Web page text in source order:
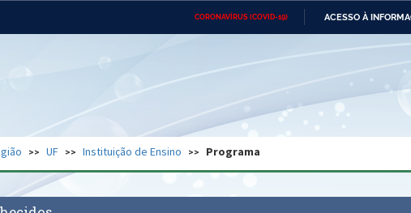
CORONAVÍRUS (COVID-19) ACESSO À
Ministério das Relações
Ministério do Desenvolvimento
Regional
de Segurança Advocacia-Geral da União Banco Central do Brasil
UF Instituição de Ensino Programa